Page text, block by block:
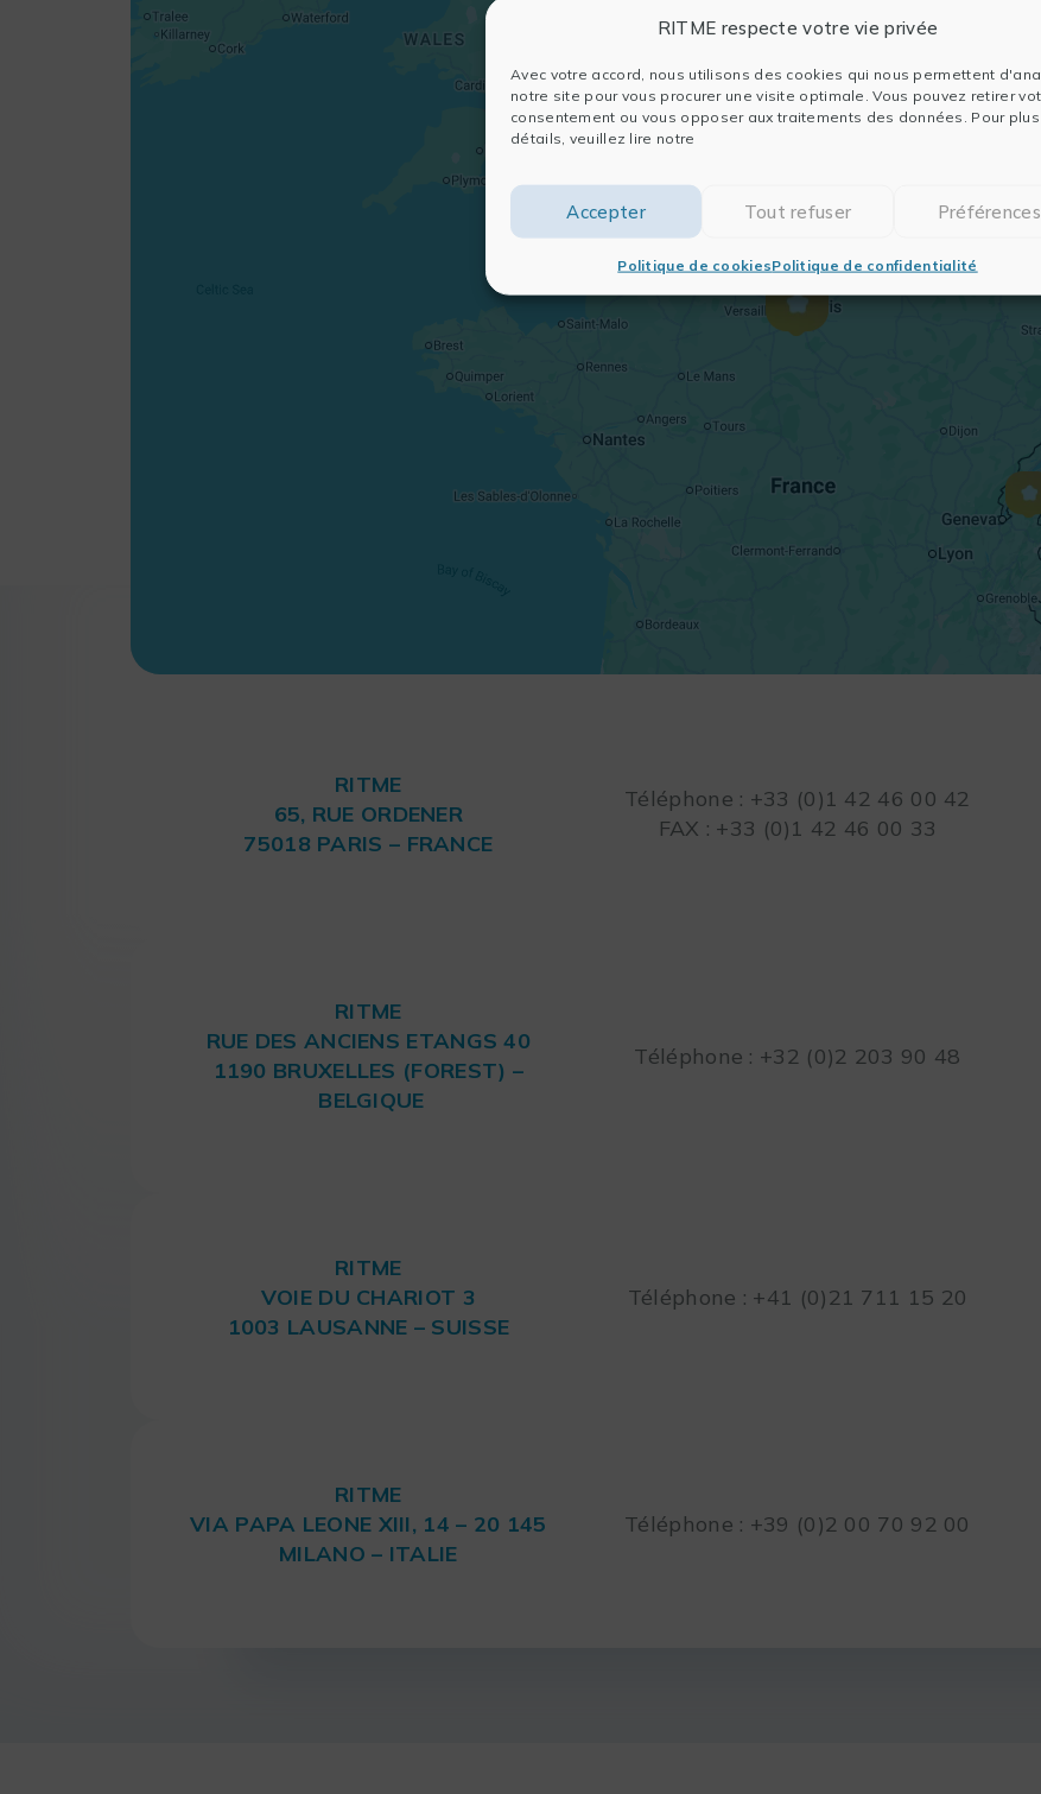
RITME respecte votre vie privée
Avec votre accord, nous utilisons des cookies qui nous permettent
notre site pour vous procurer une visite optimale. Vous pouvez retirer
consentement ou vous opposer aux traitements des données. Pour
détails, veuillez lire notre
Accepter Tout refuser Préférences
Politique de cookiesPolitique de confidentialité
RITME
65, RUE ORDENER
75018 PARIS – FRANCE
Téléphone : +33 (0)1 42 46 00 42
FAX : +33 (0)1 42 46 00 33
RITME
RUE DES ANCIENS ETANGS 40
1190 BRUXELLES (FOREST) –
BELGIQUE
Téléphone : +32 (0)2 203 90 48
RITME
VOIE DU CHARIOT 3
1003 LAUSANNE – SUISSE
Téléphone : +41 (0)21 711 15 20
RITME
VIA PAPA LEONE XIII, 14 – 20 145
MILANO – ITALIE
Téléphone : +39 (0)2 00 70 92 00